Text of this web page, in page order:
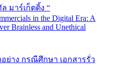
มาร์เก็ตติ้ง “
in the Digital Era: A
Brainless and Unethical
ย่าง กรณีศึกษา เอกสารรั่ว